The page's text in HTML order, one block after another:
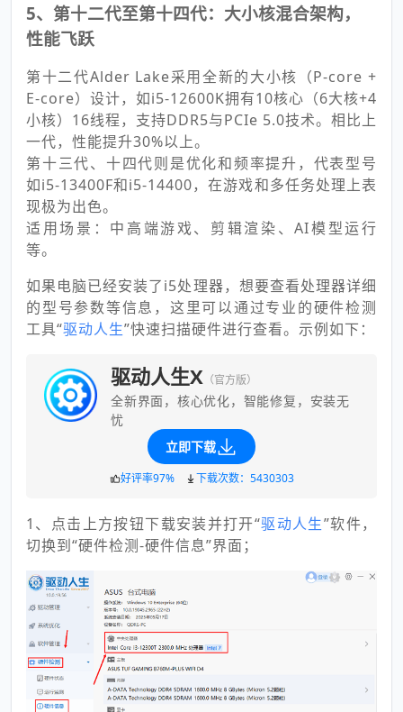
5、第十二代至第十四代：大小核混合架构，
性能飞跃
第十二代Alder Lake采用全新的大小核（P-core +
E-core）设计，如i5-12600K拥有10核心（6大核+4
小核）16线程，支持DDR5与PCIe 5.0技术。相比上
一代，性能提升30%以上。
第十三代、十四代则是优化和频率提升，代表型号
如i5-13400F和i5-14400，在游戏和多任务处理上表
现极为出色。
适用场景：中高端游戏、剪辑渲染、AI模型运行
等。
如果电脑已经安装了i5处理器，想要查看处理器详细
的型号参数等信息，这里可以通过专业的硬件检测
工具“驱动人生”快速扫描硬件进行查看。示例如下：
驱动人生X （官方版）
全新界面，核心优化，智能修复，安装无
忧
立即下载
好评率97% 下载次数：5430303
1、点击上方按钮下载安装并打开“驱动人生”软件，
切换到“硬件检测-硬件信息”界面；